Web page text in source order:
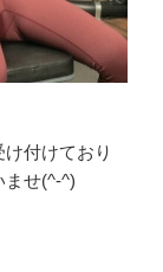
付けており
ませ(^-^)